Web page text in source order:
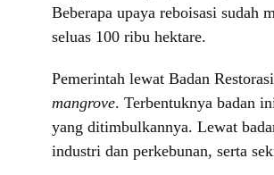
Beberapa upaya reboisasi sudah
seluas 100 ribu hektare.
Pemerintah lewat Badan
mangrove. Terbentuknya badan
yang ditimbulkannya. Lewat
industri dan perkebunan, serta